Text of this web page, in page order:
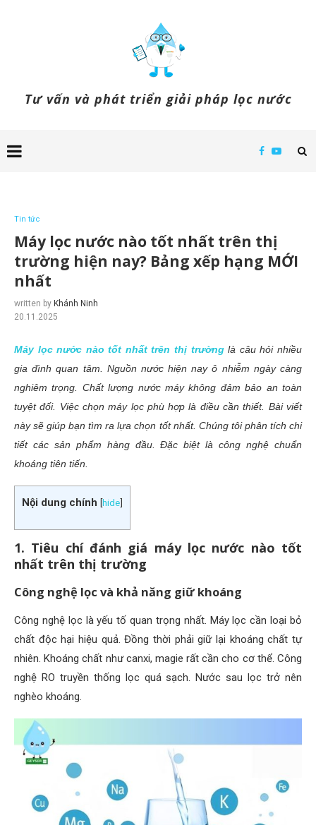
Tư vấn và phát triển giải pháp lọc nước
Tin tức
Máy lọc nước nào tốt nhất trên thị
trường hiện nay? Bảng xếp hạng MỚI
nhất
written by Khánh Ninh
20.11.2025
Máy lọc nước nào tốt nhất trên thị trườnglà câu hỏi nhiều
gia đình quan tâm. Nguồn nước hiện nay ô nhiễm ngày càng
nghiêm trọng. Chất lượng nước máy không đảm bảo an toàn
tuyệt đối. Việc chọn máy lọc phù hợp là điều cần thiết. Bài viết
này sẽ giúp bạn tìm ra lựa chọn tốt nhất. Chúng tôi phân tích chi
tiết các sản phẩm hàng đầu. Đặc biệt là công nghệ chuẩn
khoáng tiên tiến.
Nội dung chính [hide]
1. Tiêu chí đánh giá máy lọc nước nào tốt
nhất trên thị trường
Công nghệ lọc và khả năng giữ khoáng
Công nghệ lọc là yếu tố quan trọng nhất. Máy lọc cần loại bỏ
chất độc hại hiệu quả. Đồng thời phải giữ lại khoáng chất tự
nhiên. Khoáng chất như canxi, magie rất cần cho cơ thể. Công
nghệ RO truyền thống lọc quá sạch. Nước sau lọc trở nên
nghèo khoáng.